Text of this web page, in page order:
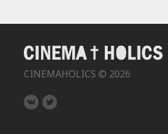
CINEMAHOLICS © 2026